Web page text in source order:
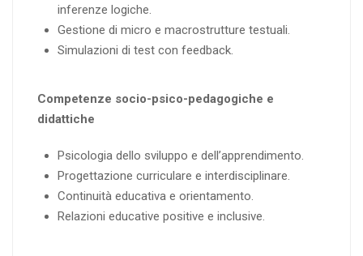
inferenze logiche.
Gestione di micro e macrostrutture testuali.
Simulazioni di test con feedback.
Competenze socio-psico-pedagogiche e
didattiche
Psicologia dello sviluppo e dell’apprendimento.
Progettazione curriculare e interdisciplinare.
Continuità educativa e orientamento.
Relazioni educative positive e inclusive.